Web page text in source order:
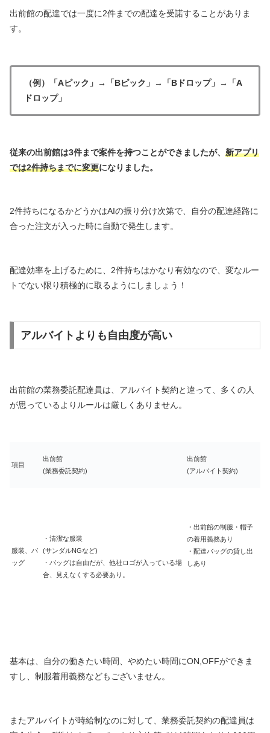
出前館の配達では一度に2件までの配達を受諾することがありま
す。
（例）「Aピック」→「Bピック」→「Bドロップ」→「A
ドロップ」
従来の出前館は3件まで案件を持つことができましたが、 新アプリ
では2件持ちまでに変更になりました。
2件持ちになるかどうかはAIの振り分け次第で、自分の配達経路に
合った注文が入った時に自動で発生します。
配達効率を上げるために、2件持ちはかなり有効なので、変なルー
トでない限り積極的に取るようにしましょう！
アルバイトよりも自由度が高い
出前館の業務委託配達員は、アルバイト契約と違って、多くの人
が思っているよりルールは厳しくありません。
項目
出前館
(業務委託契約)
出前館
(アルバイト契約)
服装、バ
ッグ
・清潔な服装
(サンダルNGなど)
・バッグは自由だが、他社ロゴが入っている場
合、見えなくする必要あり。
・出前館の制服・帽子
の着用義務あり
・配達バッグの貸し出
しあり
基本は、自分の働きたい時間、やめたい時間にON,OFFができま
すし、制服着用義務などもございません。
またアルバイトが時給制なのに対して、業務委託契約の配達員は